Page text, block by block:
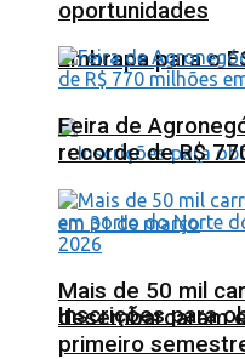
Embrapa para o
Inscrições para
oportunidades
Feira de
recorde de R$
Mais de 50 mil
desembarcaram
primeiro